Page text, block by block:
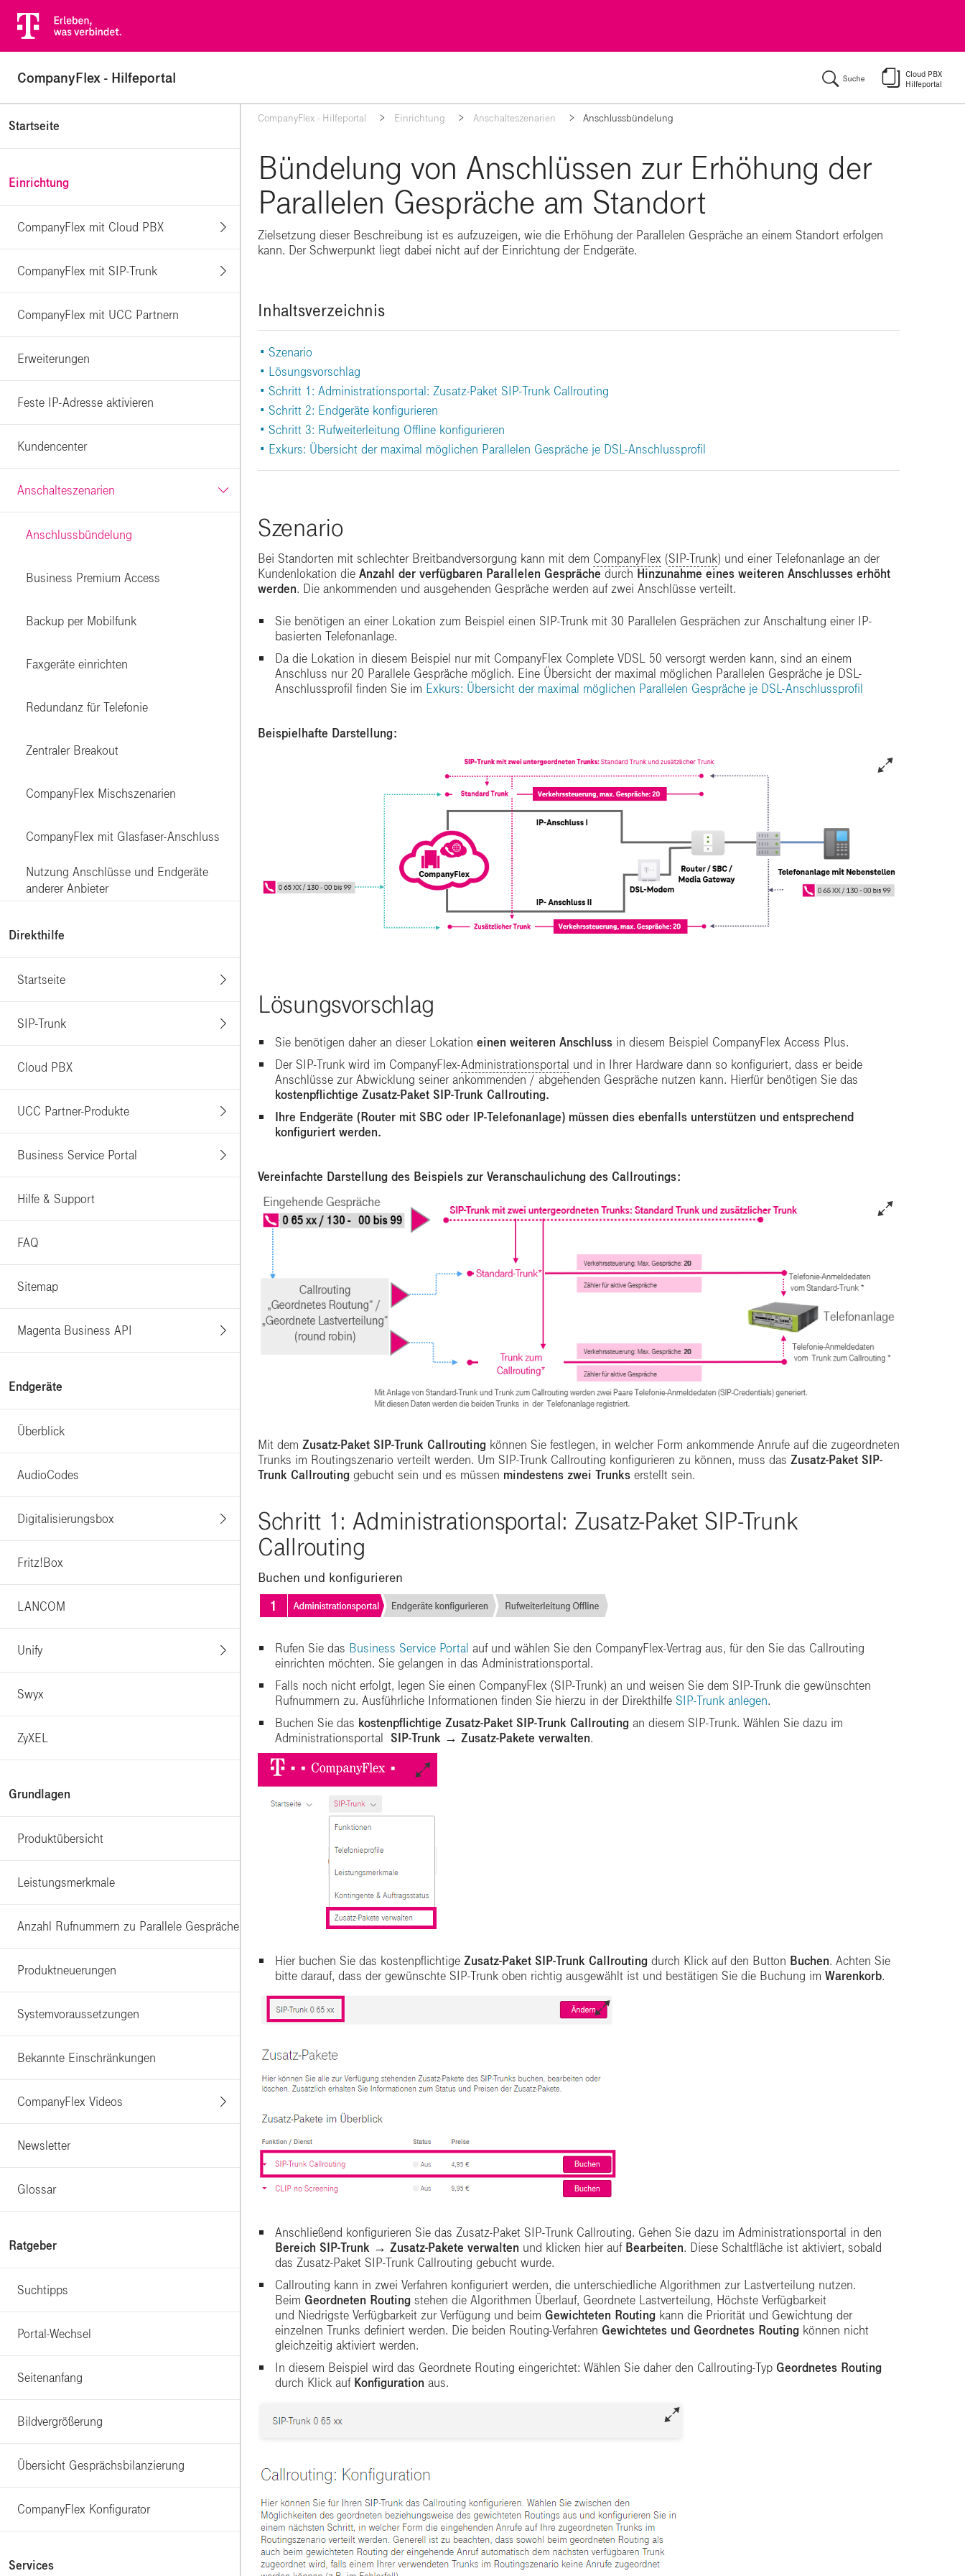
CompanyFlex - Hilfeportal ķ
CompanyFlex - Hilfeportal Einrichtung Anschalteszenarien Anschlussbündelung
Startseite
Einrichtung
CompanyFlex mit Cloud PBX
CompanyFlex mit SIP-Trunk
CompanyFlex mit UCC Partnern
Erweiterungen
Feste IP-Adresse aktivieren
Kundencenter
Anschalteszenarien
Anschlussbündelung
Business Premium Access
Backup per Mobilfunk
Faxgeräte einrichten
Redundanz für Telefonie
Zentraler Breakout
CompanyFlex Mischszenarien
CompanyFlex mit Glasfaser-Anschluss
Nutzung Anschlüsse und Endgeräte
anderer Anbieter
Direkthilfe
Startseite
SIP-Trunk
Cloud PBX
UCC Partner-Produkte
Business Service Portal
Hilfe & Support
FAQ
Sitemap
Magenta Business API
Endgeräte
Überblick
AudioCodes
Digitalisierungsbox
Fritz!Box
LANCOM
Unify
Swyx
ZyXEL
Grundlagen
Produktübersicht
Leistungsmerkmale
Anzahl Rufnummern zu Parallele Gespräche
Produktneuerungen
Systemvoraussetzungen
Bekannte Einschränkungen
CompanyFlex Videos
Newsletter
Glossar
Ratgeber
Suchtipps
Portal-Wechsel
Seitenanfang
Bildvergrößerung
Übersicht Gesprächsbilanzierung
CompanyFlex Konfigurator
Services
Bündelung von Anschlüssen zur Erhöhung der
Parallelen Gespräche am Standort
Zielsetzung dieser Beschreibung ist es aufzuzeigen, wie die Erhöhung der Parallelen Gespräche an einem Standort erfolgen
kann. Der Schwerpunkt liegt dabei nicht auf der Einrichtung der Endgeräte.
Inhaltsverzeichnis
• Szenario
• Lösungsvorschlag
• Schritt 1: Administrationsportal: Zusatz-Paket SIP-Trunk Callrouting
• Schritt 2: Endgeräte konfigurieren
• Schritt 3: Rufweiterleitung Offline konfigurieren
• Exkurs: Übersicht der maximal möglichen Parallelen Gespräche je DSL-Anschlussprofil
Szenario
Bei Standorten mit schlechter Breitbandversorgung kann mit dem CompanyFlex (SIP-Trunk) und einer Telefonanlage an der
Kundenlokation die Anzahl der verfügbaren Parallelen Gespräche durch Hinzunahme eines weiteren Anschlusses erhöht
werden. Die ankommenden und ausgehenden Gespräche werden auf zwei Anschlüsse verteilt.
Sie benötigen an einer Lokation zum Beispiel einen SIP-Trunk mit 30 Parallelen Gesprächen zur Anschaltung einer IP-
basierten Telefonanlage.
Da die Lokation in diesem Beispiel nur mit CompanyFlex Complete VDSL 50 versorgt werden kann, sind an einem
Anschluss nur 20 Parallele Gespräche möglich. Eine Übersicht der maximal möglichen Parallelen Gespräche je DSL-
Anschlussprofil finden Sie im Exkurs: Übersicht der maximal möglichen Parallelen Gespräche je DSL-Anschlussprofil
Beispielhafte Darstellung:
Lösungsvorschlag
Sie benötigen daher an dieser Lokation einen weiteren Anschluss in diesem Beispiel CompanyFlex Access Plus.
Der SIP-Trunk wird im CompanyFlex-Administrationsportal und in Ihrer Hardware dann so konfiguriert, dass er beide
Anschlüsse zur Abwicklung seiner ankommenden / abgehenden Gespräche nutzen kann. Hierfür benötigen Sie das
kostenpflichtige Zusatz-Paket SIP-Trunk Callrouting.
Ihre Endgeräte (Router mit SBC oder IP-Telefonanlage) müssen dies ebenfalls unterstützen und entsprechend
konfiguriert werden.
Vereinfachte Darstellung des Beispiels zur Veranschaulichung des Callroutings:
Mit dem Zusatz-Paket SIP-Trunk Callrouting können Sie festlegen, in welcher Form ankommende Anrufe auf die zugeordneten
Trunks im Routingszenario verteilt werden. Um SIP-Trunk Callrouting konfigurieren zu können, muss das Zusatz-Paket SIP-
Trunk Callrouting gebucht sein und es müssen mindestens zwei Trunks erstellt sein.
Schritt 1: Administrationsportal: Zusatz-Paket SIP-Trunk
Callrouting
Buchen und konfigurieren
Rufen Sie das Business Service Portal auf und wählen Sie den CompanyFlex-Vertrag aus, für den Sie das Callrouting
einrichten möchten. Sie gelangen in das Administrationsportal.
Falls noch nicht erfolgt, legen Sie einen CompanyFlex (SIP-Trunk) an und weisen Sie dem SIP-Trunk die gewünschten
Rufnummern zu. Ausführliche Informationen finden Sie hierzu in der Direkthilfe SIP-Trunk anlegen.
Buchen Sie das kostenpflichtige Zusatz-Paket SIP-Trunk Callrouting an diesem SIP-Trunk. Wählen Sie dazu im
Administrationsportal SIP-Trunk → Zusatz-Pakete verwalten.
Hier buchen Sie das kostenpflichtige Zusatz-Paket SIP-Trunk Callrouting durch Klick auf den Button Buchen. Achten Sie
bitte darauf, dass der gewünschte SIP-Trunk oben richtig ausgewählt ist und bestätigen Sie die Buchung im Warenkorb.
Anschließend konfigurieren Sie das Zusatz-Paket SIP-Trunk Callrouting. Gehen Sie dazu im Administrationsportal in den
Bereich SIP-Trunk → Zusatz-Pakete verwalten und klicken hier auf Bearbeiten. Diese Schaltfläche ist aktiviert, sobald
das Zusatz-Paket SIP-Trunk Callrouting gebucht wurde.
Callrouting kann in zwei Verfahren konfiguriert werden, die unterschiedliche Algorithmen zur Lastverteilung nutzen.
Beim Geordneten Routing stehen die Algorithmen Überlauf, Geordnete Lastverteilung, Höchste Verfügbarkeit
und Niedrigste Verfügbarkeit zur Verfügung und beim Gewichteten Routing kann die Priorität und Gewichtung der
einzelnen Trunks definiert werden. Die beiden Routing-Verfahren Gewichtetes und Geordnetes Routing können nicht
gleichzeitig aktiviert werden.
In diesem Beispiel wird das Geordnete Routing eingerichtet: Wählen Sie daher den Callrouting-Typ Geordnetes Routing
durch Klick auf Konfiguration aus.